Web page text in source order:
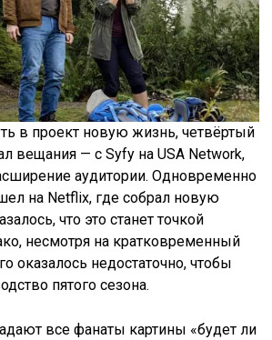
в проект новую жизнь, четвёртый
вещания — с Syfy на USA Network,
аудитории. Одновременно
на Netflix, где собрал новую
что это станет точкой
несмотря на кратковременный
оказалось недостаточно, чтобы
пятого сезона.
все фанаты картины «будет ли